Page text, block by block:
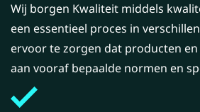
Wij borgen Kwaliteit middels
een essentieel proces in
ervoor te zorgen dat producten
aan vooraf bepaalde normen en